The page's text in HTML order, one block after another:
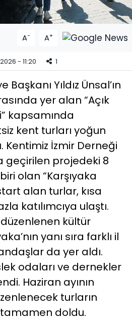
A- A+
- 11:20 1
Yıldız Ünsal’ın
yer alan “Açık
kapsamında
kent turları yoğun
Kentimiz İzmir Derneği
geçirilen projedeki 8
olan “Karşıyaka
alan turlar, kısa
katılımcıya ulaştı.
kültür
yanı sıra farklı il
da yer aldı.
odaları ve dernekler
Haziran ayının
turların
doldu.